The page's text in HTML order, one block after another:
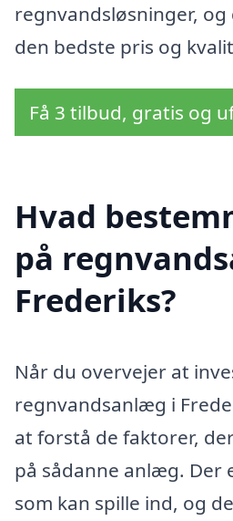
regnvandsløsninger,
den bedste pris og
Få 3 tilbud, gratis og
Hvad
på
Frederiks?
Når du overvejer at
regnvandsanlæg i
at forstå de faktorer,
på sådanne anlæg. Der
som kan spille ind, og